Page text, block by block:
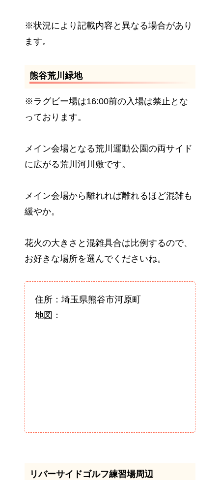
※状況により記載内容と異なる場合があり
ます。
熊谷荒川緑地
※ラグビー場は16:00前の入場は禁止とな
っております。
メイン会場となる荒川運動公園の両サイド
に広がる荒川河川敷です。
メイン会場から離れれば離れるほど混雑も
緩やか。
花火の大きさと混雑具合は比例するので、
お好きな場所を選んでくださいね。
住所：埼玉県熊谷市河原町
地図：
リバーサイドゴルフ練習場周辺